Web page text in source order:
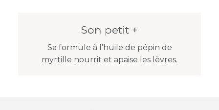
Son petit +
Sa formule à l'huile de pépin de
myrtille nourrit et apaise les lèvres.